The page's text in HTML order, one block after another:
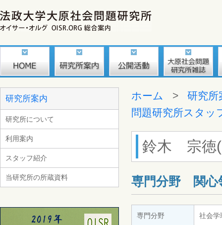
研究所案内
研究所について
利用案内
スタッフ紹介
当研究所の所蔵資料
ホーム > 研究所
問題研究所スタッ
鈴木 宗徳
専門分野 関心
専門分野 社会学